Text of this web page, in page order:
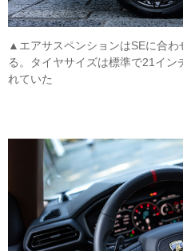
▲エアサスペンションはSEに合
る。タイヤサイズは標準で21イン
れていた